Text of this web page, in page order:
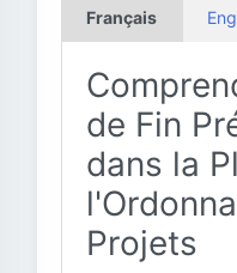
Français
de Fin
dans la
Projets